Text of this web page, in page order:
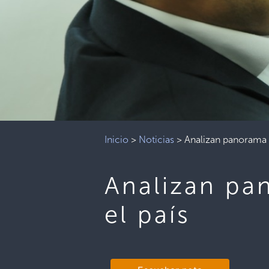
Inicio > Noticias >Analizan
Analizan
el país